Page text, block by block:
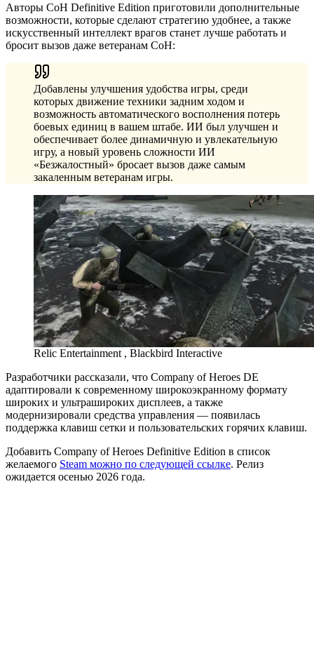
Авторы CoH Definitive Edition приготовили дополнительные
возможности, которые сделают стратегию удобнее, а также
искусственный интеллект врагов станет лучше работать и
бросит вызов даже ветеранам CoH:
Добавлены улучшения удобства игры, среди
которых движение техники задним ходом и
возможность автоматического восполнения потерь
боевых единиц в вашем штабе. ИИ был улучшен и
обеспечивает более динамичную и увлекательную
игру, а новый уровень сложности ИИ
«Безжалостный» бросает вызов даже самым
закаленным ветеранам игры.
Relic Entertainment , Blackbird Interactive
Разработчики рассказали, что Company of Heroes DE
адаптировали к современному широкоэкранному формату
широких и ультрашироких дисплеев, а также
модернизировали средства управления — появилась
поддержка клавиш сетки и пользовательских горячих клавиш.
Добавить Company of Heroes Definitive Edition в список
желаемого Steam можно по следующей ссылке. Релиз
ожидается осенью 2026 года.